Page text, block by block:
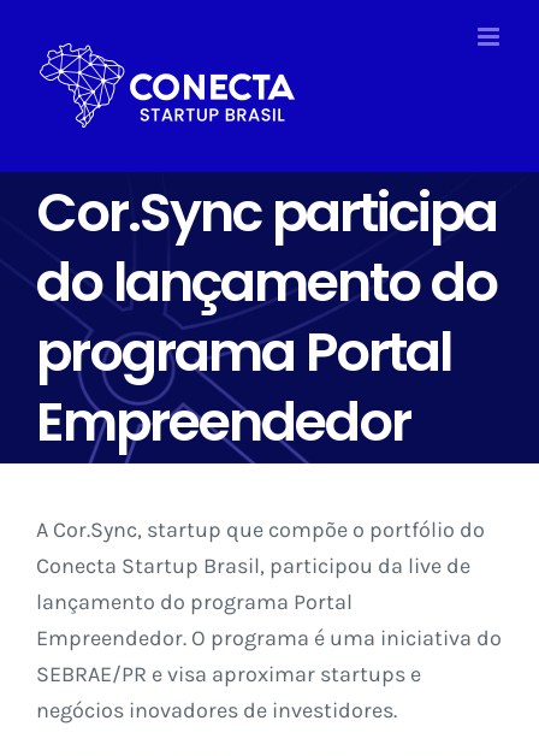
conteúdo
Cor.Sync participa
do lançamento do
programa Portal
Empreendedor
A Cor.Sync, startup que compõe o portfólio do
Conecta Startup Brasil, participou da live de
lançamento do programa Portal
Empreendedor. O programa é uma iniciativa do
SEBRAE/PR e visa aproximar startups e
negócios inovadores de investidores.